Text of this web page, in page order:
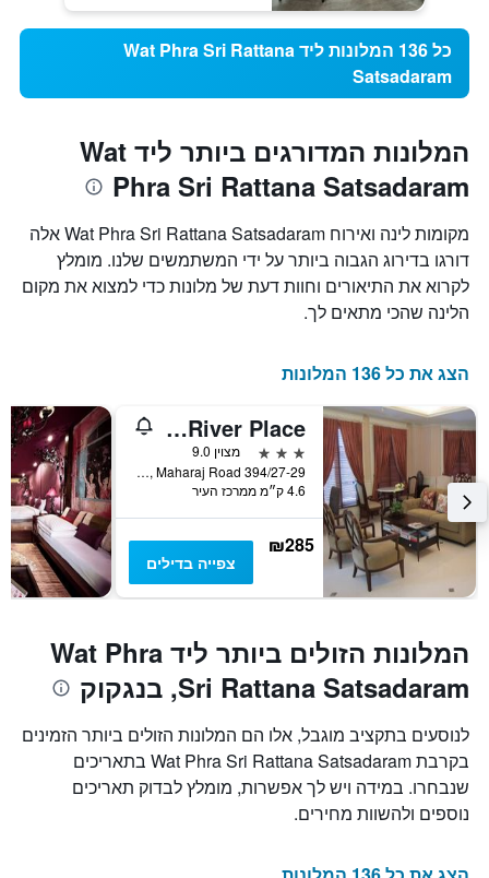
כל 136 המלונות ליד Wat Phra Sri Rattana
Satsadaram
המלונות המדורגים ביותר ליד Wat
Phra Sri Rattana Satsadaram
מקומות לינה ואירוח Wat Phra Sri Rattana Satsadaram אלה
דורגו בדירוג הגבוה ביותר על ידי המשתמשים שלנו. מומלץ
לקרוא את התיאורים וחוות דעת של מלונות כדי למצוא את מקום
הלינה שהכי מתאים לך.
הצג את כל 136 המלונות
Aurum The River Place
3 כוכבים
מצוין 9.0
394/27-29 Soi Pansook, Maharaj Road, בנגקוק, תאילנד
4.6 ק״מ ממרכז העיר
₪285
צפייה בדילים
המלונות הזולים ביותר ליד Wat Phra
Sri Rattana Satsadaram, בנגקוק
לנוסעים בתקציב מוגבל, אלו הם המלונות הזולים ביותר הזמינים
בקרבת Wat Phra Sri Rattana Satsadaram בתאריכים
שנבחרו. במידה ויש לך אפשרות, מומלץ לבדוק תאריכים
נוספים ולהשוות מחירים.